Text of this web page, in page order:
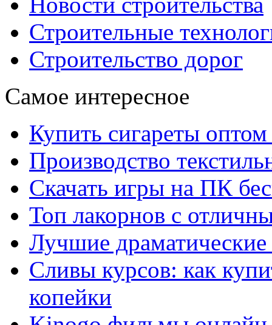
Строительные
Строительство дорог
Самое интересное
Купить сигареты
Производство
Скачать игры на ПК
Топ лакорнов с
Лучшие
Сливы курсов: как
копейки